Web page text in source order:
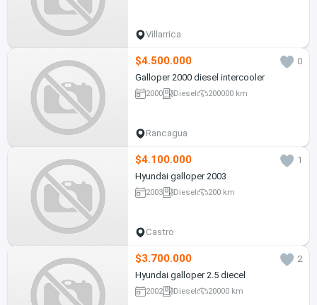
Villarrica
$4.500.000
0
Galloper 2000 diesel intercooler
2000 Diesel 200000 km
Rancagua
$4.100.000
1
Hyundai galloper 2003
2003 Diesel 200 km
Castro
$3.700.000
2
Hyundai galloper 2.5 diecel
2002 Diesel 20000 km